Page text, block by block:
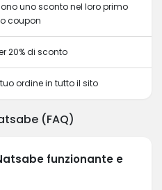
uno sconto nel loro primo
coupon
20% di sconto
ordine in tutto il sito
(FAQ)
funzionante e